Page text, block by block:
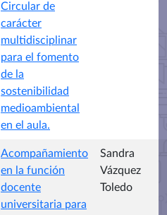
Circular de
carácter
multidisciplinar
para el fomento
de la
sostenibilidad
medioambiental
en el aula.
Acompañamiento
en la función
docente
universitaria para
Sandra
Vázquez
Toledo